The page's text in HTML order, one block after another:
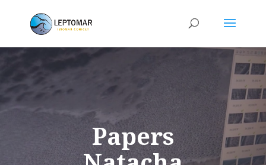
Papers